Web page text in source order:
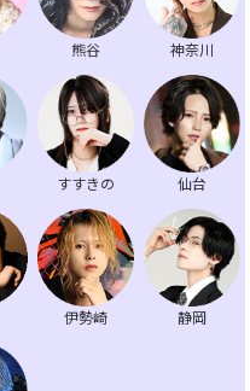
熊谷 神奈川
すすきの 仙台
伊勢崎 静岡